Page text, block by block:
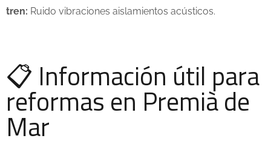
tren: Ruido vibraciones aislamientos acústicos.
📋 Información útil para
reformas en Premià de
Mar